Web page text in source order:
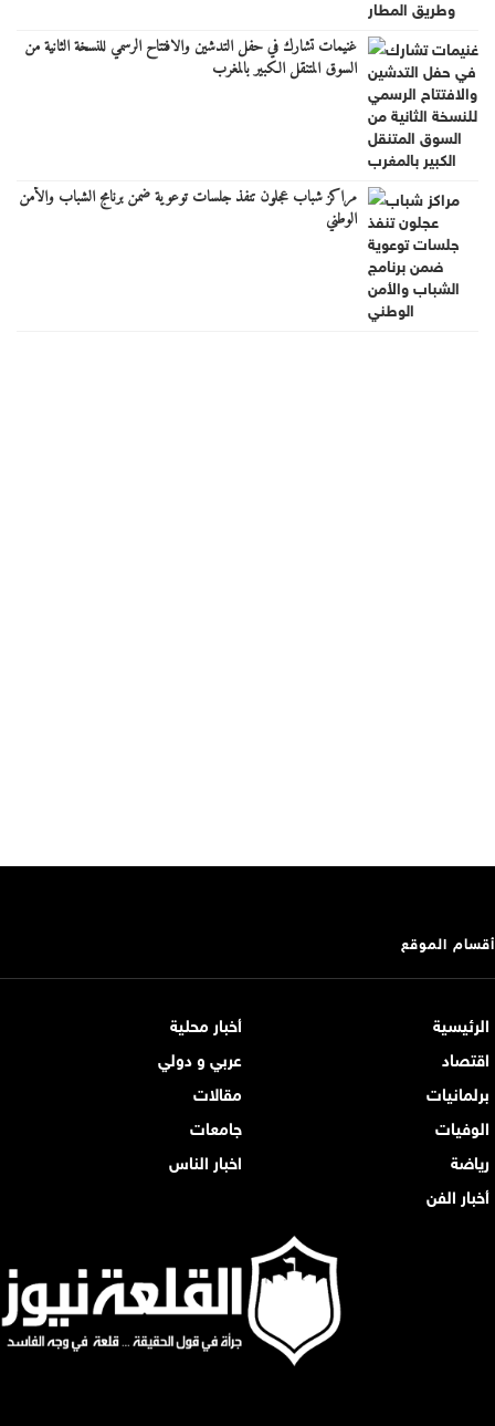
غنيمات تشارك في حفل التدشين والافتتاح الرسمي للنسخة الثانية من
السوق المتنقل الكبير بالمغرب
مراكز شباب عجلون تنفذ جلسات توعوية ضمن برنامج الشباب والأمن
الوطني
أقسام الموقع
الرئيسية
أخبار محلية
اقتصاد
عربي و دولي
برلمانيات
مقالات
الوفيات
جامعات
رياضة
اخبار الناس
أخبار الفن